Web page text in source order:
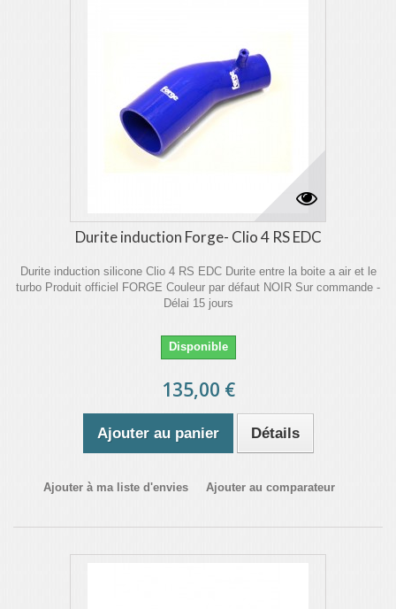
Durite induction Forge- Clio 4 RS EDC
Durite induction silicone Clio 4 RS EDC Durite entre la boite a air et le
turbo Produit officiel FORGE Couleur par défaut NOIR Sur commande -
Délai 15 jours
Disponible
135,00 €
Ajouter au panier Détails
Ajouter à ma liste d'envies Ajouter au comparateur